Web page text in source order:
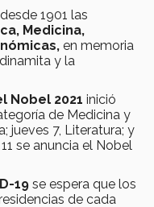
1901 las
Medicina,
en memoria
y la
Nobel 2021 inició
de Medicina y
jueves 7, Literatura; y
se anuncia el Nobel
19 se espera que los
de cada